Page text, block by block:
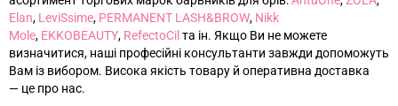
Elan, LeviSsime, PERMANENT LASH&BROW, Nikk
Mole, EKKOBEAUTY, RefectoCil та ін. Якщо Ви не можете
визначитися, наші професійні консультанти завжди допоможуть
Вам із вибором. Висока якість товару й оперативна доставка
— це про нас.